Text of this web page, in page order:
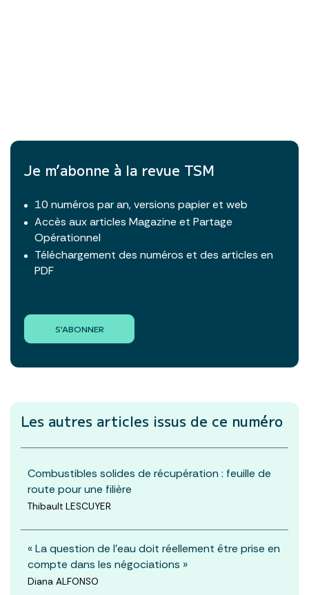
Je m’abonne à la revue TSM
10 numéros par an, versions papier et web
Accès aux articles Magazine et Partage
Opérationnel
Téléchargement des numéros et des articles en
PDF
S'ABONNER
Les autres articles issus de ce numéro
Combustibles solides de récupération : feuille de
route pour une filière
Thibault LESCUYER
« La question de l’eau doit réellement être prise en
compte dans les négociations »
Diana ALFONSO